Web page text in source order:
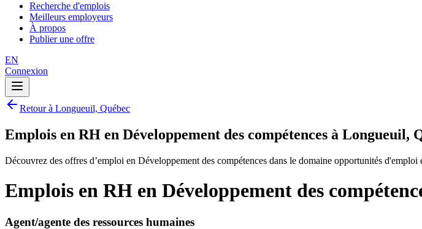
Recherche d'emplois
Meilleurs employeurs
À propos
Publier une offre
EN
Connexion
Retour à Longueuil, Québec
Emplois en RH en Développement des compétences à Longueuil,
Découvrez des offres d’emploi en Développement des compétences dans le domaine opportunités
Emplois en RH en Développement des
Agent/agente des ressources humaines